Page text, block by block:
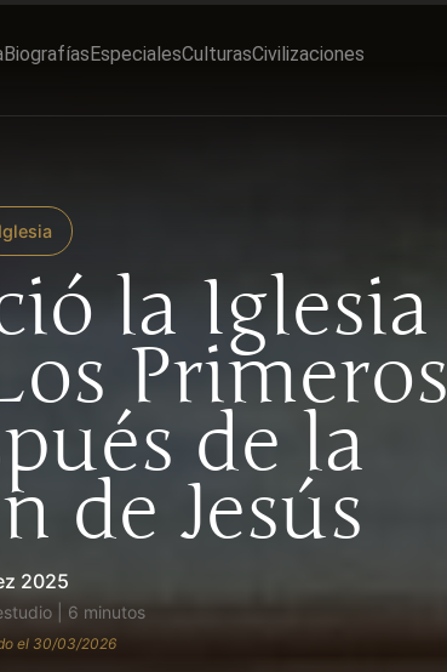
BiografíasEspecialesCulturasCivilizaciones
Iglesia
la Iglesia
Primeros
de la
de Jesús
2025
| 6 minutos
el 30/03/2026